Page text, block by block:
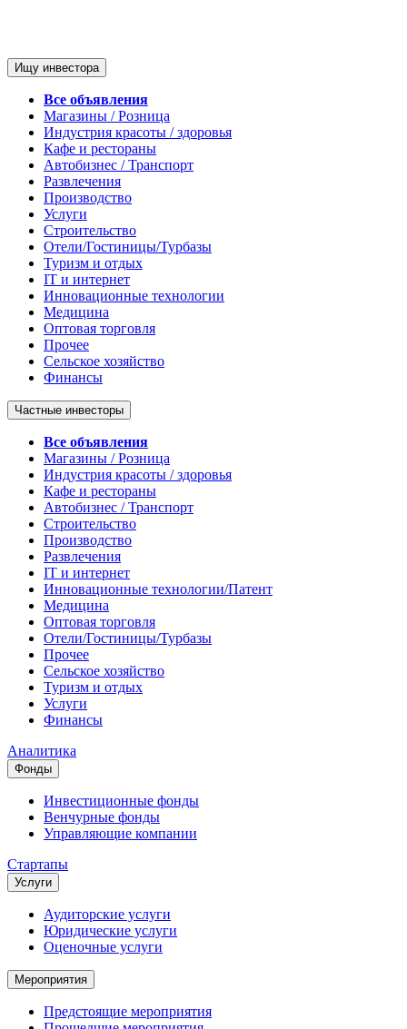
Ищу инвестора
Все объявления
Магазины / Розница
Индустрия красоты / здоровья
Кафе и рестораны
Автобизнес / Транспорт
Развлечения
Производство
Услуги
Строительство
Отели/Гостиницы/Турбазы
Туризм и отдых
IT и интернет
Инновационные технологии
Медицина
Оптовая торговля
Прочее
Сельское хозяйство
Финансы
Частные инвесторы
Все объявления
Магазины / Розница
Индустрия красоты / здоровья
Кафе и рестораны
Автобизнес / Транспорт
Строительство
Производство
Развлечения
IT и интернет
Инновационные технологии/Патент
Медицина
Оптовая торговля
Отели/Гостиницы/Турбазы
Прочее
Сельское хозяйство
Туризм и отдых
Услуги
Финансы
Аналитика
Фонды
Инвестиционные фонды
Венчурные фонды
Управляющие компании
Стартапы
Услуги
Аудиторские услуги
Юридические услуги
Оценочные услуги
Мероприятия
Предстоящие мероприятия